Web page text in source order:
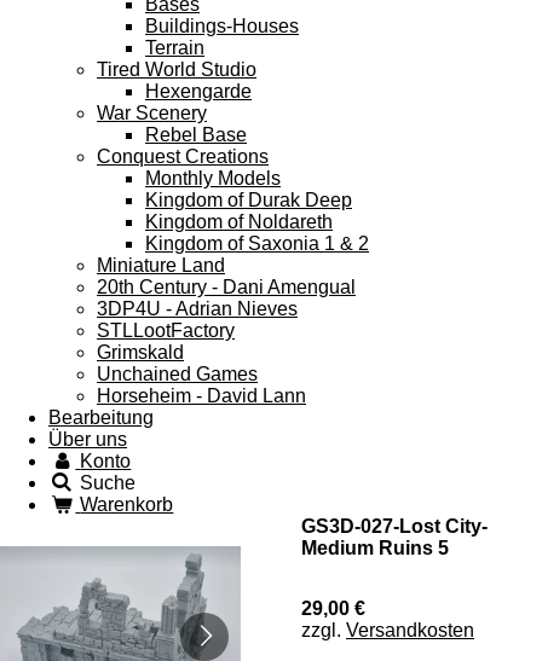
Bases
Buildings-Houses
Terrain
Tired World Studio
Hexengarde
War Scenery
Rebel Base
Conquest Creations
Monthly Models
Kingdom of Durak Deep
Kingdom of Noldareth
Kingdom of Saxonia 1 & 2
Miniature Land
20th Century - Dani Amengual
3DP4U - Adrian Nieves
STLLootFactory
Grimskald
Unchained Games
Horseheim - David Lann
Bearbeitung
Über uns
Konto
Suche
Warenkorb
GS3D-027-Lost City-
Medium Ruins 5
29,00 €
zzgl. Versandkosten